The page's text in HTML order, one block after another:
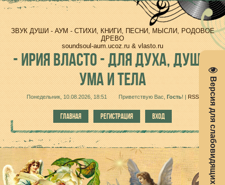
Версия для слабовидящих
ЗВУК ДУШИ - АУМ - СТИХИ, КНИГИ, ПЕСНИ, МЫСЛИ, РОДОВОЕ
ДРЕВО
soundsoul-aum.ucoz.ru & vlasto.ru
-ИРИЯ ВЛАСТО - ДЛЯ ДУХА, ДУШИ,
УМА И ТЕЛА
Понедельник, 10.08.2026, 18:51 Приветствую Вас Гость!| RSS
ГЛАВНАЯ РЕГИСТРАЦИЯ ВХОД